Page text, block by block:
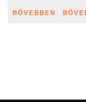
BŐVEBBEN